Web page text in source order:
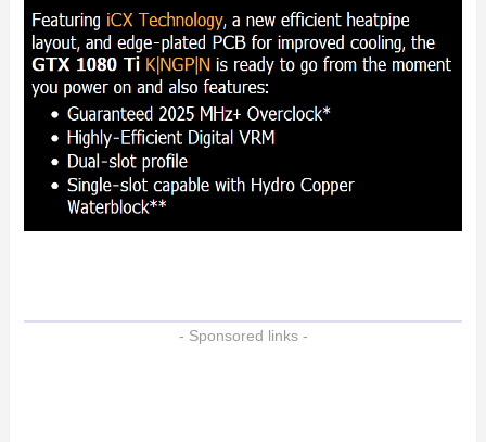
- Sponsored links -